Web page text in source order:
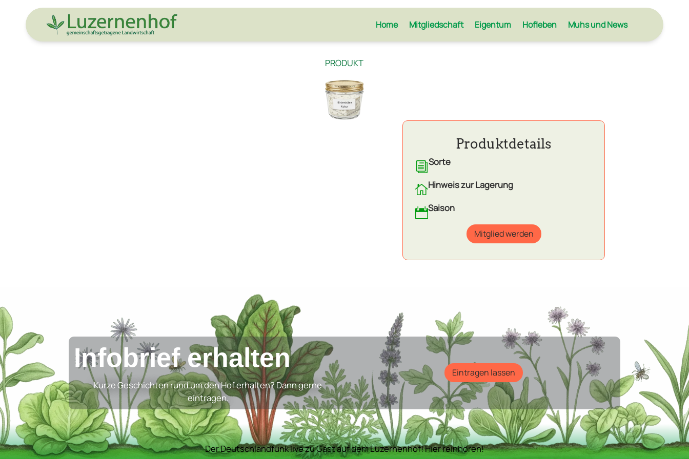
Home Mitgliedschaft Eigentum Hofleben Muhs und News
PRODUKT
Produktdetails
iSorte
Hinweis zur Lagerung
Saison
Mitglied werden
Infobrief erhalten
Kurze Geschichten rund um den Hof erhalten? Dann gerne
eintragen.
Eintragen lassen
Der Deutschlandfunk live zu Gast auf dem Luzernenhof! Hier reinhören!